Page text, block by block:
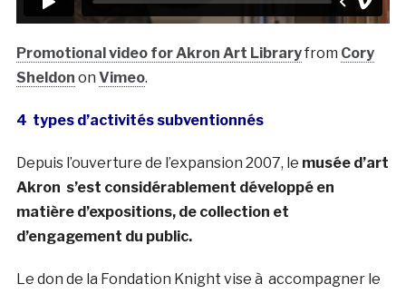
Promotional video for Akron Art Libraryfrom Cory
Sheldon on Vimeo.
4 types d’activités subventionnés
Depuis l’ouverture de l’expansion 2007, le musée d’art
Akron s’est considérablement développé en
matière d’expositions, de collection et
d’engagement du public.
Le don de la Fondation Knight vise à accompagner le